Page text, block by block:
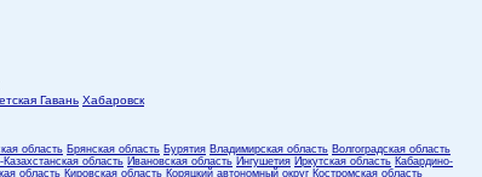
Гавань Хабаровск
область Брянская область Бурятия Владимирская область Волгоградская область
Казахстанская область Ивановская область Ингушетия Иркутская область Кабардино-
область Кировская область Коряцкий автономный округ Костромская область